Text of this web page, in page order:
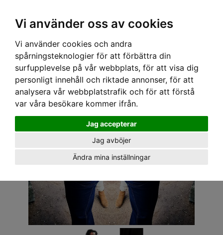
Vi använder oss av cookies
Vi använder cookies och andra
spårningsteknologier för att förbättra din
surfupplevelse på vår webbplats, för att visa dig
personligt innehåll och riktade annonser, för att
analysera vår webbplatstrafik och för att förstå
var våra besökare kommer ifrån.
Jag accepterar
Jag avböjer
Ändra mina inställningar
Hem› DAM›TOPPAR › COLLECTIF TOPP - SINGOALLA SVART